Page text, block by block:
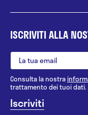
ISCRIVITI ALLA
Consulta la nostra
trattamento dei tuoi dati.